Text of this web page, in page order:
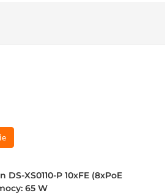
XS0110-P 10xFE (8xPoE
65 W